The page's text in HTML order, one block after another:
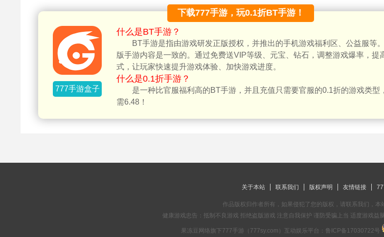
下载777手游，玩0.1折BT手游！
777手游盒子
什么是BT手游？
BT手游是指由游戏研发正版授权，并推出的手机游戏福利区、公益服等
版手游内容是一致的。通过免费送VIP等级、元宝、钻石，调整游戏爆率，提
式，让玩家快速提升游戏体验、加快游戏进度。
什么是0.1折手游？
是一种比官服福利高的BT手游，并且充值只需要官服的0.1折的游戏类型
需6.48！
关于本站 联系我们 版权声明 友情链接
作品版权归作者所有，如果侵犯了您的版权，请联系我们，本
健康游戏忠告：抵制不良游戏 拒绝盗版游戏 注意自我保护 谨防受骗上当 适度游戏益
果冻豆网络旗下777手游（777sy.com）互动娱乐平台： 鲁ICP备17030722号